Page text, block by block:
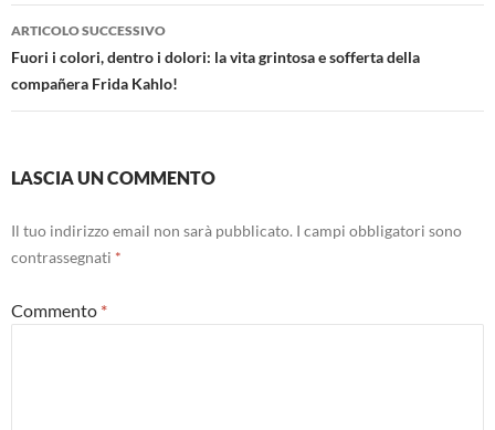
ARTICOLO SUCCESSIVO
Fuori i colori, dentro i dolori: la vita grintosa e sofferta della
compañera Frida Kahlo!
LASCIA UN COMMENTO
Il tuo indirizzo email non sarà pubblicato. I campi obbligatori sono
contrassegnati *
Commento *